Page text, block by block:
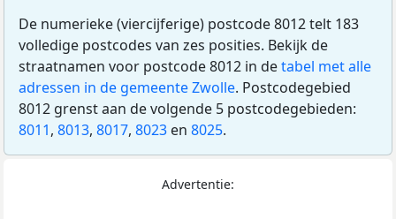
De numerieke (viercijferige) postcode 8012 telt 183
volledige postcodes van zes posities. Bekijk de
straatnamen voor postcode 8012 in detabel met alle
adressen in de gemeente Zwolle. Postcodegebied
8012 grenst aan de volgende 5 postcodegebieden:
8011, 8013, 8017, 8023 en 8025.
Advertentie: